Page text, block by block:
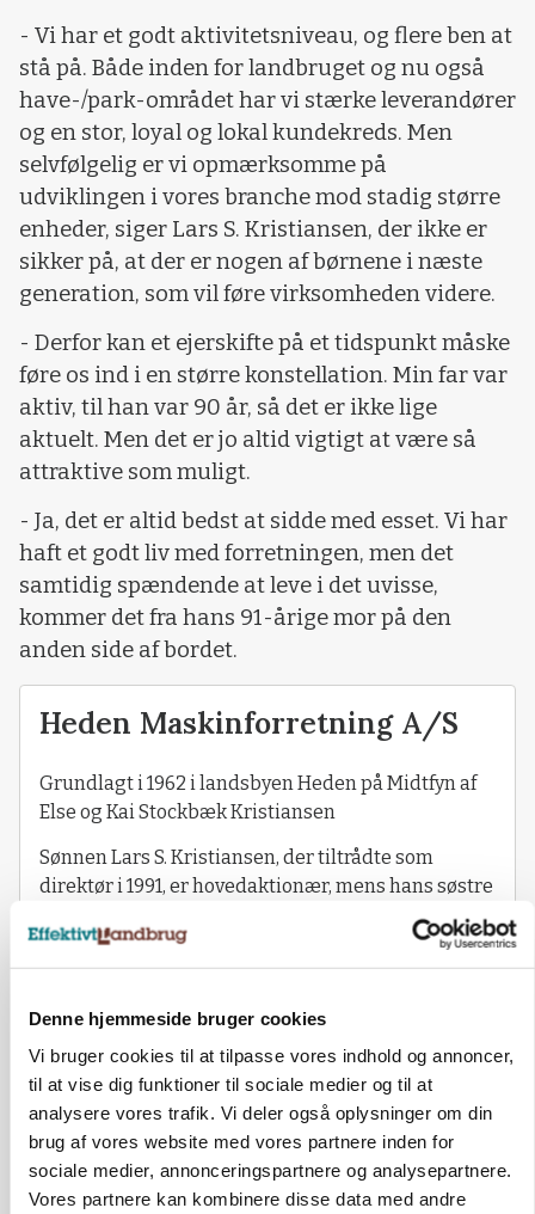
Denne hjemmeside bruger cookies
Vi bruger cookies til at tilpasse vores indhold og annoncer,
til at vise dig funktioner til sociale medier og til at
analysere vores trafik. Vi deler også oplysninger om din
brug af vores website med vores partnere inden for
sociale medier, annonceringspartnere og analysepartnere.
Vores partnere kan kombinere disse data med andre
- Vi har et godt aktivitetsniveau, og flere ben at
stå på. Både inden for landbruget og nu også
have-/park-området har vi stærke leverandører
og en stor, loyal og lokal kundekreds. Men
selvfølgelig er vi opmærksomme på
udviklingen i vores branche mod stadig større
enheder, siger Lars S. Kristiansen, der ikke er
sikker på, at der er nogen af børnene i næste
generation, som vil føre virksomheden videre.
- Derfor kan et ejerskifte på et tidspunkt måske
føre os ind i en større konstellation. Min far var
aktiv, til han var 90 år, så det er ikke lige
aktuelt. Men det er jo altid vigtigt at være så
attraktive som muligt.
- Ja, det er altid bedst at sidde med esset. Vi har
haft et godt liv med forretningen, men det
samtidig spændende at leve i det uvisse,
kommer det fra hans 91-årige mor på den
anden side af bordet.
Heden Maskinforretning A/S
Grundlagt i 1962 i landsbyen Heden på Midtfyn af
Else og Kai Stockbæk Kristiansen
Sønnen Lars S. Kristiansen, der tiltrådte som
direktør i 1991, er hovedaktionær, mens hans søstre
indehaver de resterende aktier
Hardi, Bogballe, Krampe, Ziegler m.fl. I
have-/parkafdeling er det blandt andet Egholm,
Stama, MultiOne, NHS, Polaris, Belrobotics m.v.
I Heden er der 7.700 m2 bygninger, og i afdelingen i
Stevning på Als 3.300 m2
32 medarbejdere i Heden og 11 i Stevning